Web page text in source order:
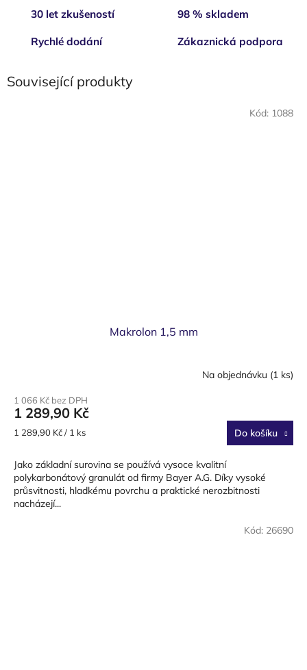
30 let zkušeností 98 % skladem
Rychlé dodání Zákaznická podpora
Související produkty
Makrolon 1,5 mm
Na objednávku (1 ks)
1 066 Kč bez DPH
1 289,90 Kč
Měrná
1 289,90 Kč / 1 ks Do košíku
Jako základní surovina se používá vysoce kvalitní
polykarbonátový granulát od firmy Bayer A.G. Díky vysoké
průsvitnosti, hladkému povrchu a praktické nerozbitnosti
nacházejí...
Kód: 1088
Kód: 26690